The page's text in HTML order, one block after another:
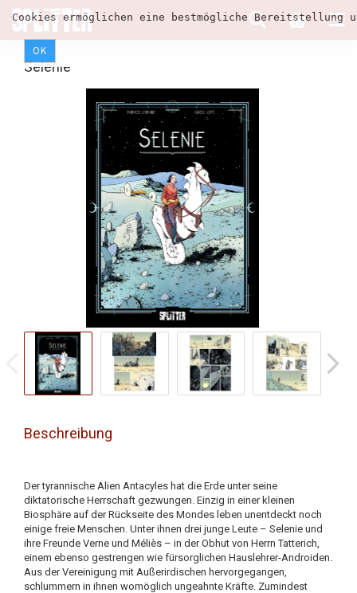
Cookies ermöglichen eine bestmögliche
OK
Selenie
Beschreibung
Der tyrannische Alien Antacyles hat die Erde unter seine
diktatorische Herrschaft gezwungen. Einzig in einer kleinen
Biosphäre auf der Rückseite des Mondes leben unentdeckt noch
einige freie Menschen. Unter ihnen drei junge Leute – Selenie und
ihre Freunde Verne und Méliès – in der Obhut von Herrn Tatterich,
einem ebenso gestrengen wie fürsorglichen Hauslehrer-Androiden.
Aus der Vereinigung mit Außerirdischen hervorgegangen,
schlummern in ihnen womöglich ungeahnte Kräfte. Zumindest